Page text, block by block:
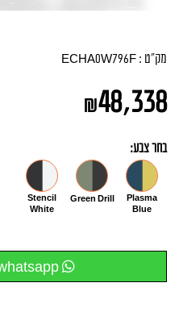
מק"ט : ECHA0W796F
₪48,338
בחר צבע:
Plasma
Blue
Green Drill
Stencil
White
whatsapp לפרטים נוספים